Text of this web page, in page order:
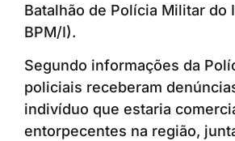
Batalhão de Polícia Militar do
BPM/I).
Segundo informações da
policiais receberam
indivíduo que estaria
entorpecentes na região,